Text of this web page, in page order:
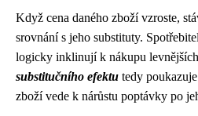
Když cena daného zboží vzroste,
srovnání s jeho substituty.
logicky inklinují k nákupu
substitučního efektu tedy
zboží vede k nárůstu poptávky po